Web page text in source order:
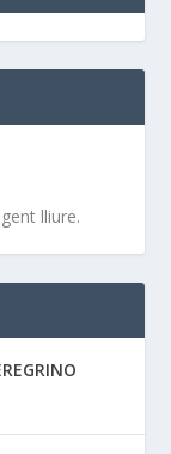
lliure.